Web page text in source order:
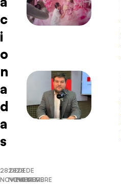
c
i
o
n
a
d
a
s
28 DE
NOVIEMBRE
28 DE
NOVIEMBRE
28 DE
NOVIEMBRE